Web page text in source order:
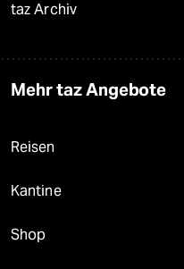
taz Archiv
Mehr taz Angebote
Reisen
Kantine
Shop